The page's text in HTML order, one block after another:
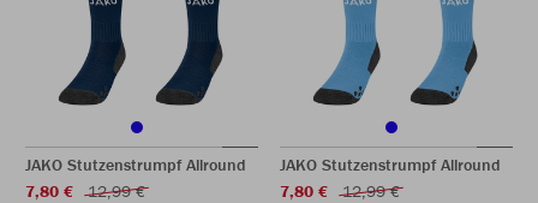
JAKO Stutzenstrumpf Allround
7,80 €
12,99 €
JAKO Stutzenstrumpf Allround
7,80 €
12,99 €